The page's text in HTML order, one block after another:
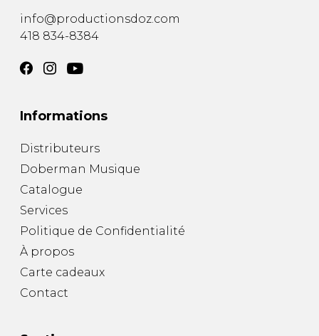
info@productionsdoz.com
418 834-8384
Informations
Distributeurs
Doberman Musique
Catalogue
Services
Politique de Confidentialité
À propos
Carte cadeaux
Contact